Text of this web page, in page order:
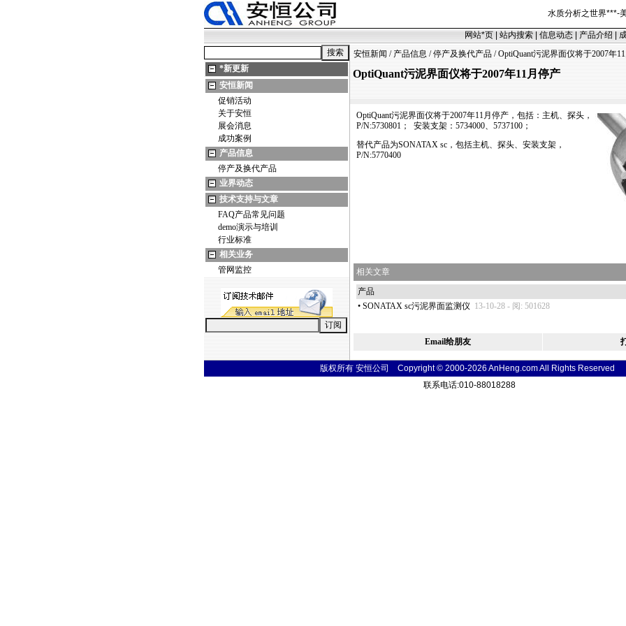
水质分析之世界***-
网站*页 站内搜索 信息动态 产品介绍
*新更新
安恒新闻
促销活动
关于安恒
展会消息
成功案例
产品信息
停产及换代产品
业界动态
技术支持与文章
FAQ产品常见问题
demo演示与培训
行业标准
相关业务
管网监控
安恒新闻 / 产品信息 /停产及换代产品 / OptiQuant污泥界面仪将于2007年
OptiQuant污泥界面仪将于2007年11月停产
OptiQuant污泥界面仪将于2007年11月停产，包括：主机、探头，
P/N:5730801； 安装支架：5734000、5737100；
替代产品为SONATAX sc，包括主机、探头、安装支架，
P/N:5770400
相关文章
产品
• SONATAX sc污泥界面监测仪 13-10-28 - 阅: 501628
Email给朋友
版权所有 安恒公司 Copyright © 2000-2026 AnHeng.com All Rights Reserved
联系电话:010-88018288